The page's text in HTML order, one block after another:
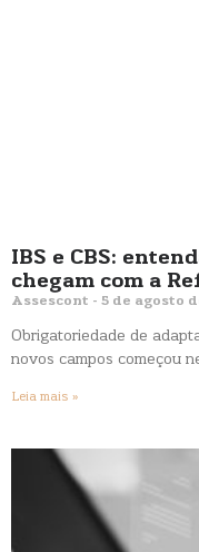
IBS e CBS:
chegam com a
Assescont 5 de agosto
Obrigatoriedade de
novos campos começou
Leia mais »